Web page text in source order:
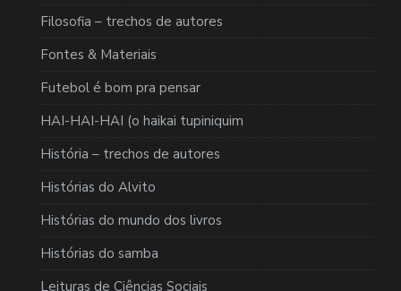
Filosofia – trechos de autores
Fontes & Materiais
Futebol é bom pra pensar
HAI-HAI-HAI (o haikai tupiniquim
História – trechos de autores
Histórias do Alvito
Histórias do mundo dos livros
Histórias do samba
Leituras de Ciências Sociais